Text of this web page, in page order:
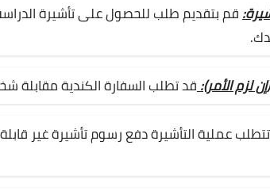
قم بتقديم طلب للحصول على تأشيرة
لزم الأمر):قد تطلب السفارة الكندية مقابلة
عملية التأشيرة دفع رسوم تأشيرة غير قابلة